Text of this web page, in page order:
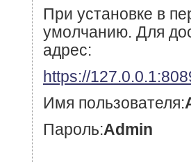
При установке в
умолчанию. Для
адрес:
https://
Имя пользователя:
Пароль:Admin